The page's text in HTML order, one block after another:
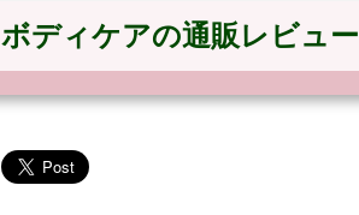
ボディケアの通販レビュー